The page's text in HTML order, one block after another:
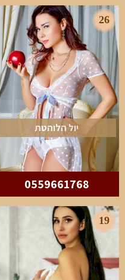
26
יול הלוהטת
0559661768
19